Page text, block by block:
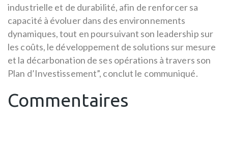
industrielle et de durabilité, afin de renforcer sa
capacité à évoluer dans des environnements
dynamiques, tout en poursuivant son leadership sur
les coûts, le développement de solutions sur mesure
et la décarbonation de ses opérations à travers son
Plan d’Investissement”, conclut le communiqué.
Commentaires